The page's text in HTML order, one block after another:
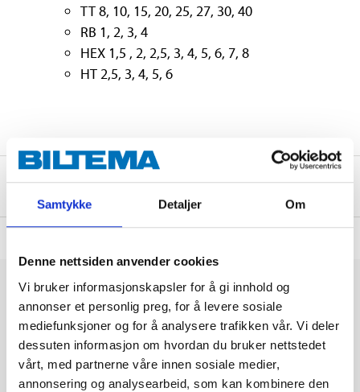
Samtykke Detaljer Om
Denne nettsiden anvender cookies
Vi bruker informasjonskapsler for å gi innhold og
annonser et personlig preg, for å levere sosiale
mediefunksjoner og for å analysere trafikken vår. Vi deler
dessuten informasjon om hvordan du bruker nettstedet
vårt, med partnerne våre innen sosiale medier,
annonsering og analysearbeid, som kan kombinere den
TT 8, 10, 15, 20, 25, 27, 30, 40
RB 1, 2, 3, 4
HEX 1,5 , 2, 2,5, 3, 4, 5, 6, 7, 8
HT 2,5, 3, 4, 5, 6
Om produsenten